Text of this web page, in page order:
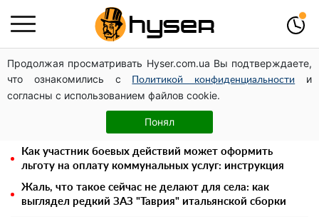
Продолжая просматривать Hyser.com.ua Вы подтверждаете,
что ознакомились с
Политикой конфиденциальности
и
согласны с использованием файлов cookie.
Понял
Украинская авиатранспортная ассоциация обратилась
в Минфин с призывом унифицировать
налогообложение авиализинга
Голая Елена Тополя в интересных позах заставила
отвисать челюсти: слив видео – было только началом
Как участник боевых действий может оформить
льготу на оплату коммунальных услуг: инструкция
Жаль, что такое сейчас не делают для села: как
выглядел редкий ЗАЗ "Таврия" итальянской сборки